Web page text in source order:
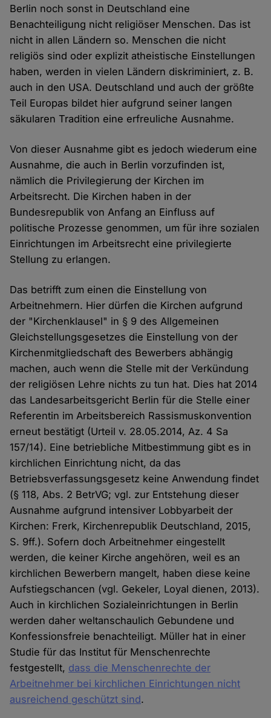
Berlin noch sonst in Deutschland eine
Benachteiligung nicht religiöser Menschen. Das ist
nicht in allen Ländern so. Menschen die nicht
religiös sind oder explizit atheistische Einstellungen
haben, werden in vielen Ländern diskriminiert, z. B.
auch in den USA. Deutschland und auch der größte
Teil Europas bildet hier aufgrund seiner langen
säkularen Tradition eine erfreuliche Ausnahme.
Von dieser Ausnahme gibt es jedoch wiederum eine
Ausnahme, die auch in Berlin vorzufinden ist,
nämlich die Privilegierung der Kirchen im
Arbeitsrecht. Die Kirchen haben in der
Bundesrepublik von Anfang an Einfluss auf
politische Prozesse genommen, um für ihre sozialen
Einrichtungen im Arbeitsrecht eine privilegierte
Stellung zu erlangen.
Das betrifft zum einen die Einstellung von
Arbeitnehmern. Hier dürfen die Kirchen aufgrund
der "Kirchenklausel" in § 9 des Allgemeinen
Gleichstellungsgesetzes die Einstellung von der
Kirchenmitgliedschaft des Bewerbers abhängig
machen, auch wenn die Stelle mit der Verkündung
der religiösen Lehre nichts zu tun hat. Dies hat 2014
das Landesarbeitsgericht Berlin für die Stelle einer
Referentin im Arbeitsbereich Rassismuskonvention
erneut bestätigt (Urteil v. 28.05.2014, Az. 4 Sa
157/14). Eine betriebliche Mitbestimmung gibt es in
kirchlichen Einrichtung nicht, da das
Betriebsverfassungsgesetz keine Anwendung findet
(§ 118, Abs. 2 BetrVG; vgl. zur Entstehung dieser
Ausnahme aufgrund intensiver Lobbyarbeit der
Kirchen: Frerk, Kirchenrepublik Deutschland, 2015,
S. 9ff.). Sofern doch Arbeitnehmer eingestellt
werden, die keiner Kirche angehören, weil es an
kirchlichen Bewerbern mangelt, haben diese keine
Aufstiegschancen (vgl. Gekeler, Loyal dienen, 2013).
Auch in kirchlichen Sozialeinrichtungen in Berlin
werden daher weltanschaulich Gebundene und
Konfessionsfreie benachteiligt. Müller hat in einer
Studie für das Institut für Menschenrechte
festgestellt, dass die Menschenrechte der
Arbeitnehmer bei kirchlichen Einrichtungen nicht
ausreichend geschützt sind.